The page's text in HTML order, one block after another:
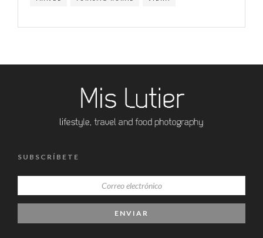
SUBSCRÍBETE